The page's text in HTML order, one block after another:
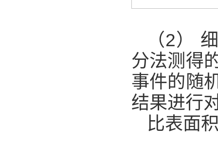
（2）
分法测得
事件的随
结果进行
比表面